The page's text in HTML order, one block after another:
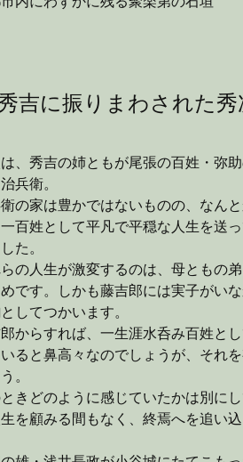
吉に振りまわされた秀
、秀吉の姉ともが尾張の百姓・弥
兵衛。
の家は豊かではないものの、なん
百姓として平凡で平穏な人生を送
た。
の人生が激変するのは、母ともの
です。しかも藤吉郎には実子がい
してつかいます。
からすれば、一生涯水呑み百姓と
ると鼻高々なのでしょうが、それ
。
きどのように感じていたかは別に
を顧みる間もなく、終焉へを追い